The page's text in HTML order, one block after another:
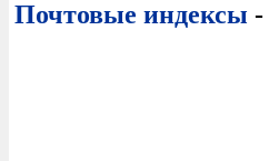
Почтовые индексы -